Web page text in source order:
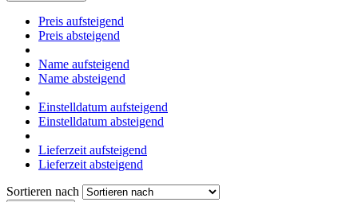
Preis aufsteigend
Preis absteigend
Name aufsteigend
Name absteigend
Einstelldatum aufsteigend
Einstelldatum absteigend
Lieferzeit aufsteigend
Lieferzeit absteigend
Sortieren nach